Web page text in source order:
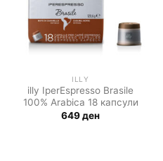
ILLY
illy IperEspresso Brasile
100% Arabica 18 капсули
649ден